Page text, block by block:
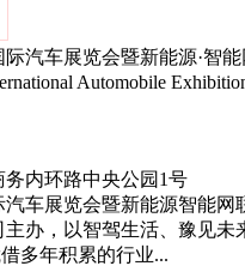
汽车展览会暨新能源·智
Automobile
务内环路中央公园1号
车展览会暨新能源智能
办，以智驾生活、豫见
多年积累的行业...